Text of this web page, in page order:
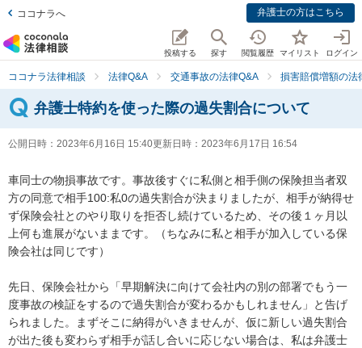
ココナラへ 弁護士の方はこちら
投稿する 探す 閲覧履歴 マイリスト ログイン
ココナラ法律相談 法律Q&A 交通事故の法律Q&A 損害賠償増額の法
弁護士特約を使った際の過失割合について
公開日時： 2023年6月16日 15:40更新日時： 2023年6月17日 16:54
車同士の物損事故です。事故後すぐに私側と相手側の保険担当者双
方の同意で相手100:私0の過失割合が決まりましたが、相手が納得せ
ず保険会社とのやり取りを拒否し続けているため、その後１ヶ月以
上何も進展がないままです。（ちなみに私と相手が加入している保
険会社は同じです）
先日、保険会社から「早期解決に向けて会社内の別の部署でもう一
度事故の検証をするので過失割合が変わるかもしれません」と告げ
られました。まずそこに納得がいきませんが、仮に新しい過失割合
が出た後も変わらず相手が話し合いに応じない場合は、私は弁護士